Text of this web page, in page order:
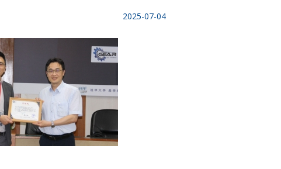
2025-07-04